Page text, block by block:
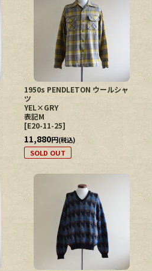
1950s PENDLETON ウールシャ
ツ
YEL×GRY
表記M
[E20-11-25]
11,880円(税込)
SOLD OUT